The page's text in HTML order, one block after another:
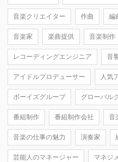
音楽クリエイター 作曲 編
音楽家 楽曲提供 音楽制作
レコーディングエンジニア 音
アイドルプロデューサー 人気
ボーイズグループ グローバル
番組制作 番組制作会社 音
音楽の仕事の魅力 演奏家
芸能人のマネージャー マネジ